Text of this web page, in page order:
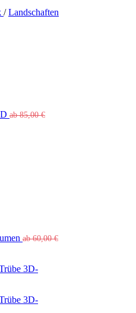
/ Landschaften
ab85,00€
ab60,00€